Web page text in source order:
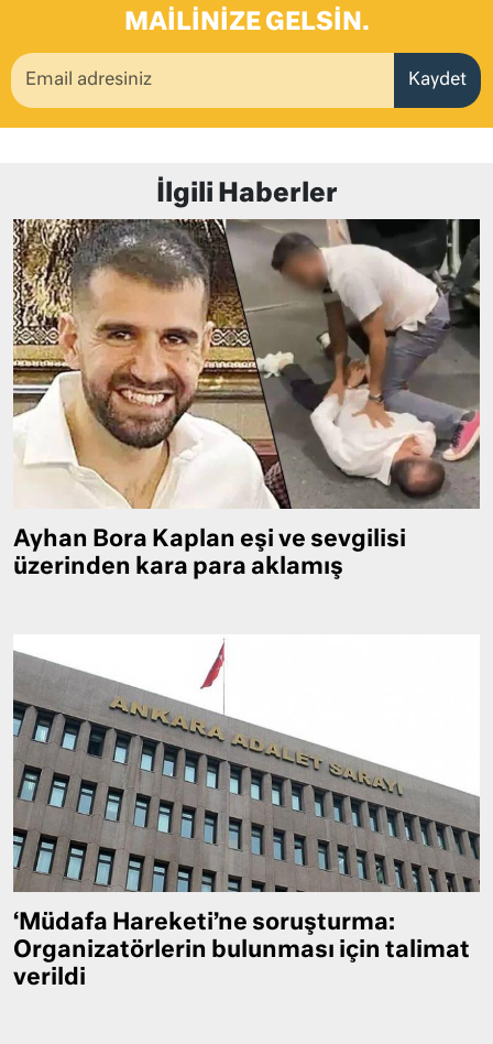
MAILINIZE GELSIN.
Kaydet
İlgili Haberler
Ayhan Bora Kaplan eşi ve sevgilisi
üzerinden kara para aklamış
‘Müdafa Hareketi’ne soruşturma:
Organizatörlerin bulunması için talimat
verildi